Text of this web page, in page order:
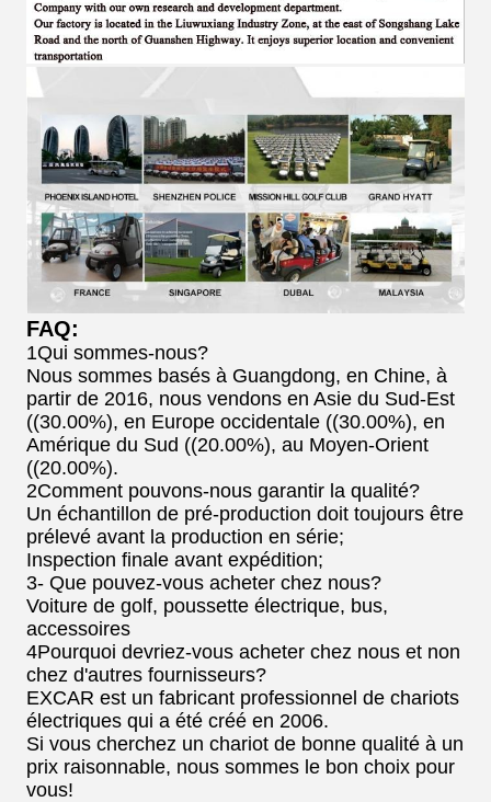
FAQ:
1Qui sommes-nous?
Nous sommes basés à Guangdong, en Chine, à
partir de 2016, nous vendons en Asie du Sud-Est
((30.00%), en Europe occidentale ((30.00%), en
Amérique du Sud ((20.00%), au Moyen-Orient
((20.00%).
2Comment pouvons-nous garantir la qualité?
Un échantillon de pré-production doit toujours être
prélevé avant la production en série;
Inspection finale avant expédition;
3- Que pouvez-vous acheter chez nous?
Voiture de golf, poussette électrique, bus,
accessoires
4Pourquoi devriez-vous acheter chez nous et non
chez d'autres fournisseurs?
EXCAR est un fabricant professionnel de chariots
électriques qui a été créé en 2006.
Si vous cherchez un chariot de bonne qualité à un
prix raisonnable, nous sommes le bon choix pour
vous!